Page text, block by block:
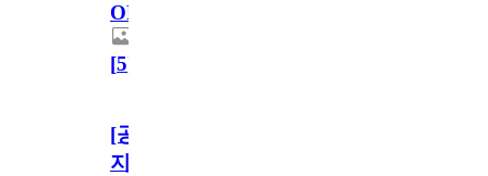
OPEN!
[5]
[공
지]